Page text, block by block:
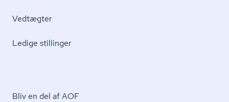
Vedtægter
Ledige stillinger
Bliv en del af AOF